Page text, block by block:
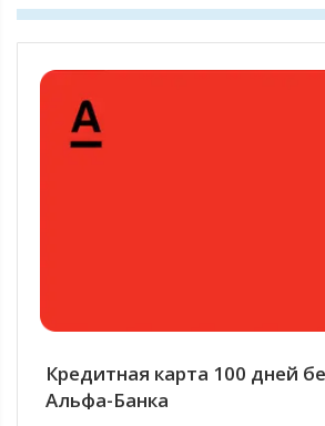
Кредитная карта 100 дней
Альфа-Банка